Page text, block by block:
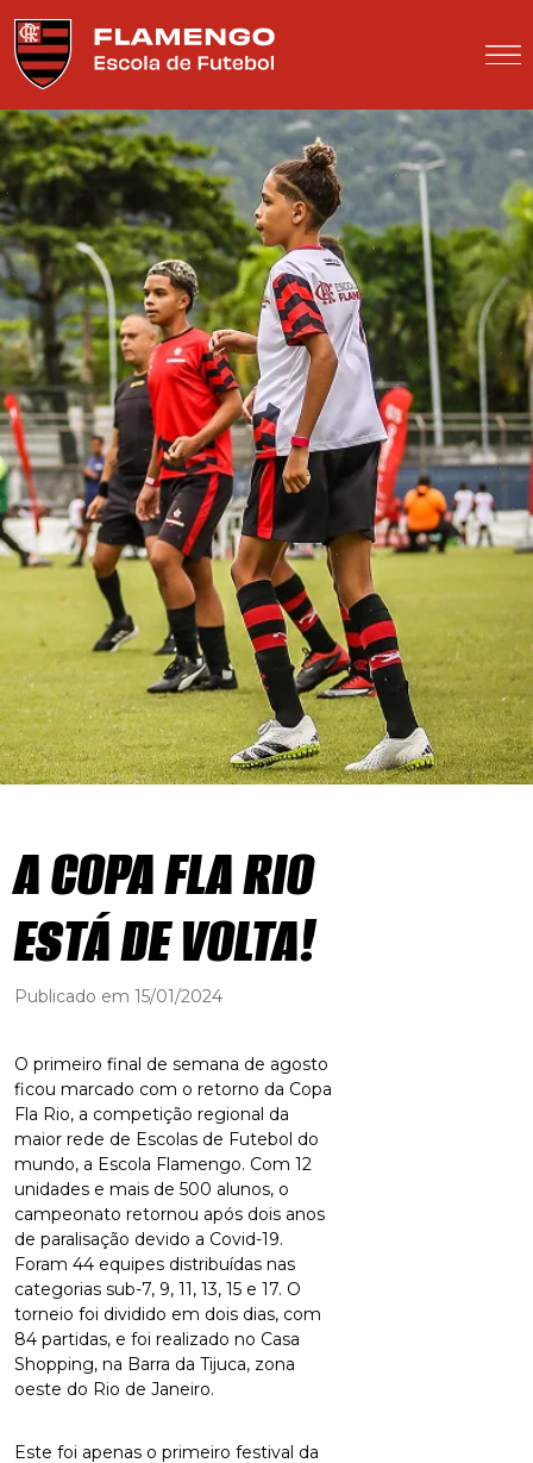
A COPA FLA RIO
ESTÁ DE VOLTA!
Publicado em 15/01/2024
O primeiro final de semana de agosto
ficou marcado com o retorno da Copa
Fla Rio, a competição regional da
maior rede de Escolas de Futebol do
mundo, a Escola Flamengo. Com 12
unidades e mais de 500 alunos, o
campeonato retornou após dois anos
de paralisação devido a Covid-19.
Foram 44 equipes distribuídas nas
categorias sub-7, 9, 11, 13, 15 e 17. O
torneio foi dividido em dois dias, com
84 partidas, e foi realizado no Casa
Shopping, na Barra da Tijuca, zona
oeste do Rio de Janeiro.
Este foi apenas o primeiro festival da